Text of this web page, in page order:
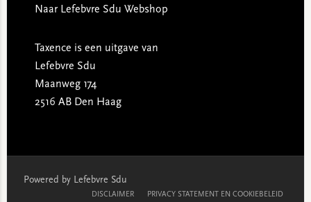
Naar Lefebvre Sdu Webshop
Taxence is een uitgave van
Lefebvre Sdu
Maanweg 174
2516 AB Den Haag
Powered by Lefebvre Sdu
DISCLAIMER PRIVACY STATEMENT EN COOKIEBELEID